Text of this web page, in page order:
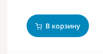
В корзину